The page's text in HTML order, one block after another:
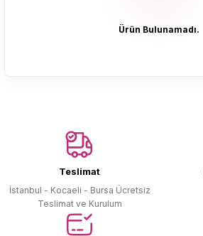
Ürün Bulunamadı.
Teslimat
İstanbul - Kocaeli - Bursa Ücretsiz
Teslimat ve Kurulum